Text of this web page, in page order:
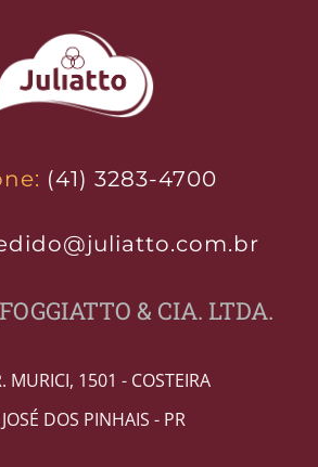
(41) 3283-4700
& CIA. LTDA.
MURICI, 1501 - COSTEIRA
DOS PINHAIS - PR